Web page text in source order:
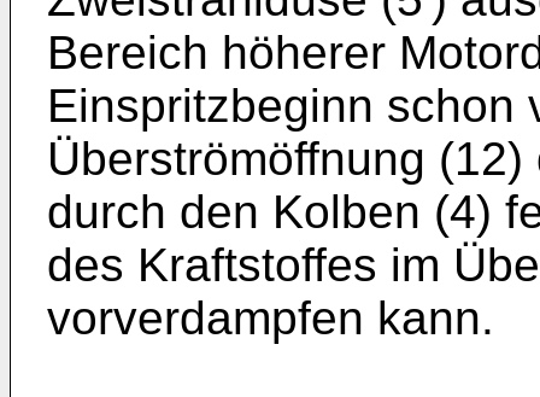
Bereich höherer
Einspritzbeginn schon
Überströmöffnung
durch den Kolben (4)
des Kraftstoffes im
vorverdampfen kann.